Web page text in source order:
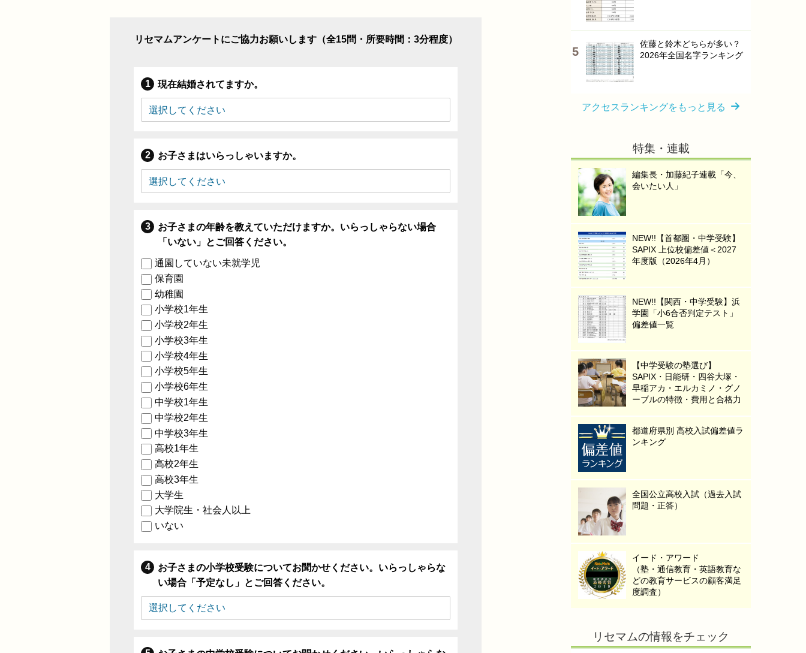
リセマムアンケートにご協力お願いします（全15問・所要時間：3分程度）
現在結婚されてますか。
お子さまはいらっしゃいますか。
お子さまの年齢を教えていただけますか。いらっしゃらない場合
「いない」とご回答ください。
通園していない未就学児
保育園
幼稚園
小学校1年生
小学校2年生
小学校3年生
小学校4年生
小学校5年生
小学校6年生
中学校1年生
中学校2年生
中学校3年生
高校1年生
高校2年生
高校3年生
大学生
大学院生・社会人以上
いない
お子さまの小学校受験についてお聞かせください。いらっしゃらな
い場合「予定なし」とご回答ください。
佐藤と鈴木どちらが多い？
2026年全国名字ランキング
アクセスランキングをもっと見る
特集・連載
編集長・加藤紀子連載「今、
会いたい人」
NEW!!【首都圏・中学受験】
SAPIX 上位校偏差値＜2027
年度版（2026年4月）
NEW!!【関西・中学受験】浜
学園「小6合否判定テスト」
偏差値一覧
【中学受験の塾選び】
SAPIX・日能研・四谷大塚・
早稲アカ・エルカミノ・グノ
ーブルの特徴・費用と合格力
都道府県別 高校入試偏差値ラ
ンキング
全国公立高校入試（過去入試
問題・正答）
イード・アワード
（塾・通信教育・英語教育な
どの教育サービスの顧客満足
度調査）
リセマムの情報をチェック